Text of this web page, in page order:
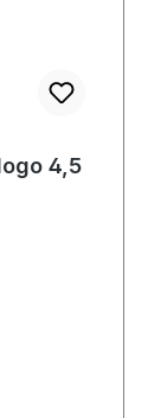
4,5